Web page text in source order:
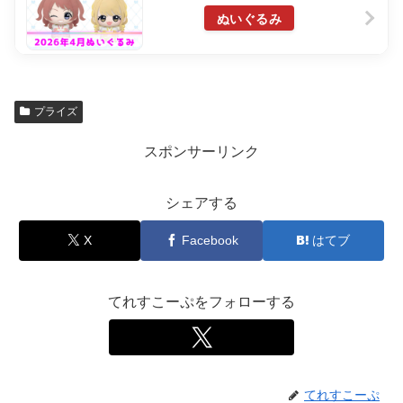
ぬいぐるみ
プライズ
スポンサーリンク
シェアする
X Facebook はてブ
てれすこーぷをフォローする
てれすこーぷ